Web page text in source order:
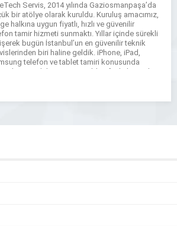
Servis, 2014 yılında Gaziosmanpaşa’da
bir atölye olarak kuruldu. Kuruluş amacımız,
halkına uygun fiyatlı, hızlı ve güvenilir
tamir hizmeti sunmaktı. Yıllar içinde sürekli
bugün İstanbul’un en güvenilir teknik
biri haline geldik. iPhone, iPad,
telefon ve tablet tamiri konusunda
ekibimiz, 15.000’den fazla başarılı